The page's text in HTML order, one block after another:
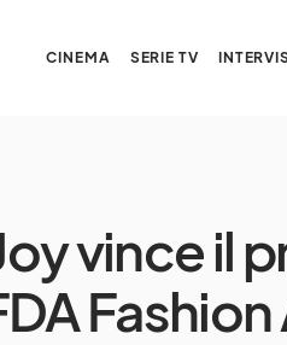
CINEMA SERIE TV
vince il